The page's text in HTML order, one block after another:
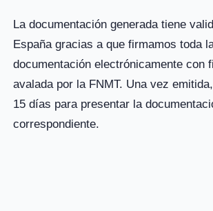
La documentación generada tiene
España gracias a que firmamos toda
documentación electrónicamente con
avalada por la FNMT. Una vez
15 días para presentar la
correspondiente.